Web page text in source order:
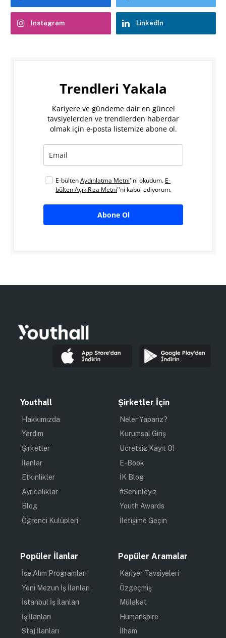
Instagram LinkedIn
Trendleri Yakala
Kariyere ve gündeme dair en güncel
tavsiyelerden ve trendlerden haberdar
olmak için e-posta listemize abone ol.
E-bültenAydınlatma Metni''ni okudum. E-
bülten Açık Rıza Metni''ni kabul ediyorum.
Abone Ol
Youthall
Hakkımızda
Yardım
Şirketler
İlanlar
Etkinlikler
Ayrıcalıklar
Blog
Öğrenci Kulüpleri
Şirketler İçin
Neler Yaparız?
Kurumsal Giriş
Ücretsiz Kayıt Ol
E-Book
İK Blog
#Seninleyiz
Youth Awards
İletişime Geçin
Popüler İlanlar
İşe Alım Programları
Yeni Mezun İş İlanları
İstanbul İş İlanları
İş İlanları
Staj İlanları
Popüler Aramalar
Kariyer Tavsiyeleri
Özgeçmiş
Mülakat
Humanspire
İlham